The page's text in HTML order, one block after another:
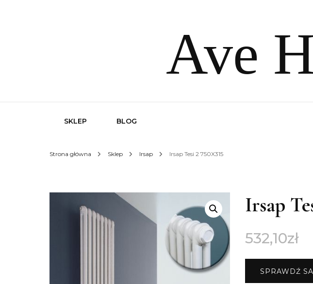
Ave
SKLEP BLOG
Strona główna Sklep Irsap Irsap Tesi 2 750X315
Irsap
532,10zł
SPRAWDŹ